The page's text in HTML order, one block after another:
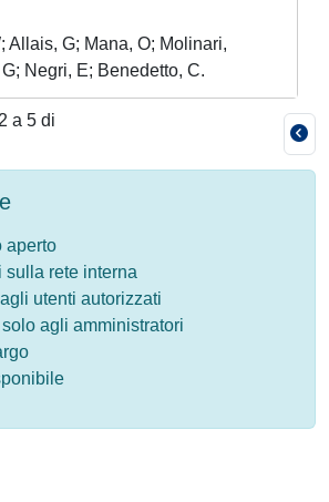
Allais, G; Mana, O; Molinari,
Negri, E; Benedetto, C.
a 5 di
aperto
rete interna
utenti autorizzati
agli amministratori